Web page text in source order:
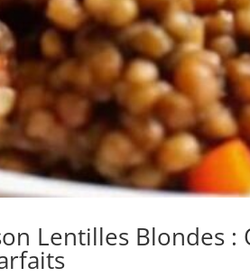
Lentilles Blondes :